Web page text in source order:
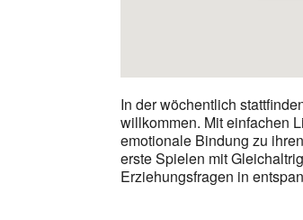
In der wöchentlich
willkommen. Mit einfachen
emotionale Bindung zu
erste Spielen mit
Erziehungsfragen in